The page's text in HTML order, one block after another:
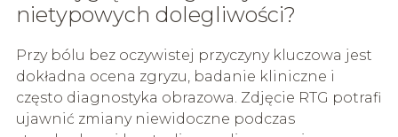
nietypowych dolegliwości?
Przy bólu bez oczywistej przyczyny kluczowa jest
dokładna ocena zgryzu, badanie kliniczne i
często diagnostyka obrazowa. Zdjęcie RTG potrafi
ujawnić zmiany niewidoczne podczas